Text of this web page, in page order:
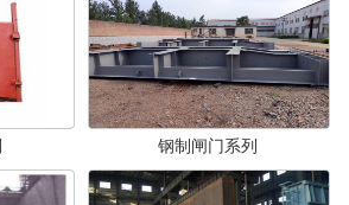
钢制闸门系列